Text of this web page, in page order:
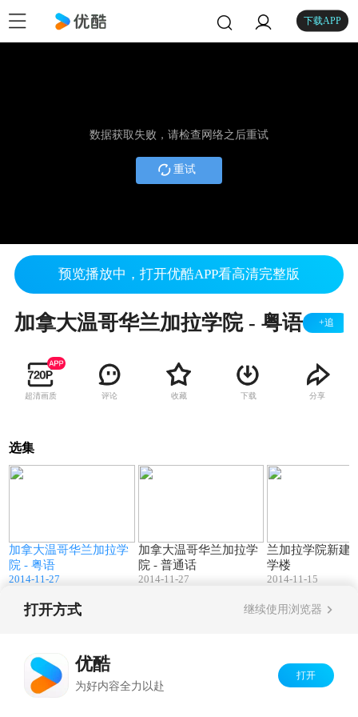
下载APP
数据获取失败，请检查网络之后重试
重试
预览播放中，打开优酷APP看高清完整版
加拿大温哥华兰加拉学院 - 粤语 +追
超清画质 评论 收藏 下载 分享
选集
加拿大温哥华兰加拉学
院 - 粤语
2014-11-27
加拿大温哥华兰加拉学
院 - 普通话
2014-11-27
兰加拉学院新建
学楼
2014-11-15
打开方式 继续使用浏览器
优酷
为好内容全力以赴
打开